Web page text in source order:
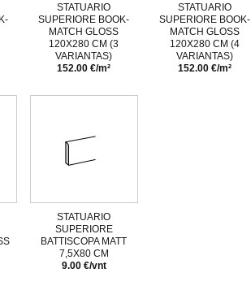
STATUARIO
SUPERIORE BOOK-
MATCH GLOSS
120X280 CM (3
VARIANTAS)
152.00 €/m²
STATUARIO
SUPERIORE BOOK-
MATCH GLOSS
120X280 CM (4
VARIANTAS)
152.00 €/m²
STATUARIO
SUPERIORE
BATTISCOPA MATT
7,5X80 CM
9.00 €/vnt